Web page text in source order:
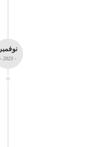
نوفمبر
- 2023 -